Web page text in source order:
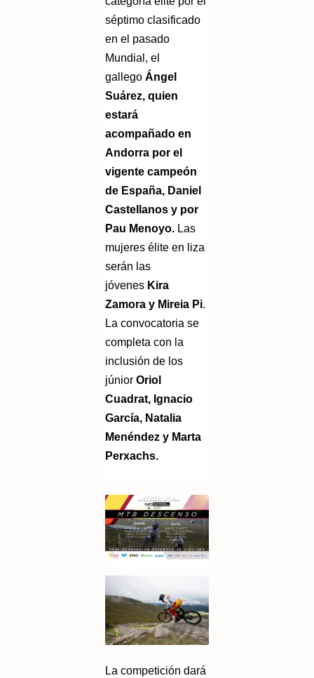
séptimo clasificado
en el pasado
Mundial, el
gallego Ángel
Suárez, quien
estará
acompañado en
Andorra por el
vigente campeón
de España, Daniel
Castellanos y por
Pau Menoyo. Las
mujeres élite en liza
serán las
jóvenes Kira
Zamora y Mireia Pi.
La convocatoria se
completa con la
inclusión de los
júnior Oriol
Cuadrat, Ignacio
García, Natalia
Menéndez y Marta
Perxachs.
La competición dará